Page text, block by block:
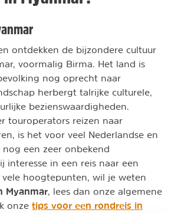
ontdekken de bijzondere cultuur
voormalig Birma. Het land is
nog oprecht naar
herbergt talrijke culturele,
bezienswaardigheden.
touroperators reizen naar
is het voor veel Nederlandse en
een zeer onbekend
interesse in een reis naar een
hoogtepunten, wil je weten
Myanmar , lees dan onze algemene
onze tips voor een rondreis in